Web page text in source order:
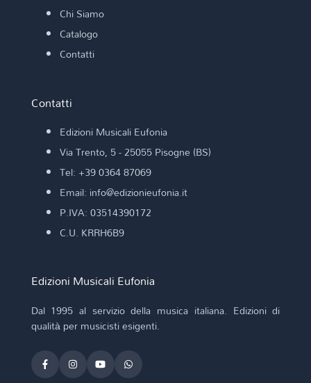
Chi Siamo
Catalogo
Contatti
Contatti
Edizioni Musicali Eufonia
Via Trento, 5 - 25055 Pisogne (BS)
Tel: +39 0364 87069
Email: info@edizionieufonia.it
P.IVA: 03514390172
C.U. KRRH6B9
Edizioni Musicali Eufonia
Dal 1995 al servizio della musica italiana. Edizioni di
qualità per musicisti esigenti.